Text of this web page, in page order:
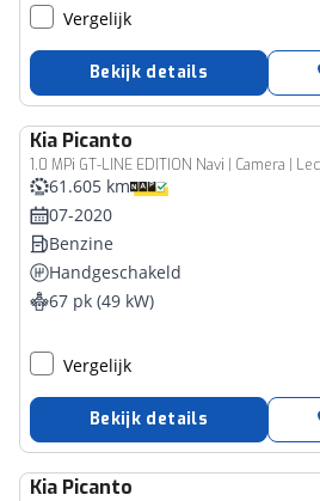
Vergelijk
Bekijk details
Kia Picanto
1.0 MPi GT-LINE EDITION Navi | Camera |
61.605 km
07-2020
Benzine
Handgeschakeld
67 pk (49 kW)
Vergelijk
Bekijk details
Kia Picanto